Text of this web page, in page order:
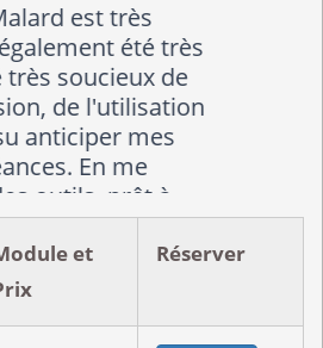
a la hauteur de mes
attentes
et
Réserver